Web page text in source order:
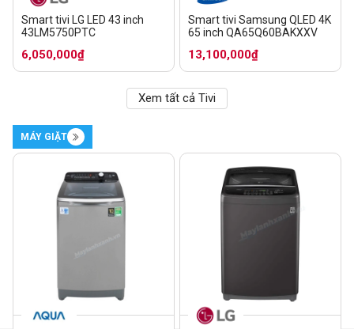
Smart tivi LG LED 43 inch
43LM5750PTC
6,050,000₫
Smart tivi Samsung QLED 4K
65 inch QA65Q60BAKXXV
13,100,000₫
Xem tất cả Tivi
MÁY GIẶT